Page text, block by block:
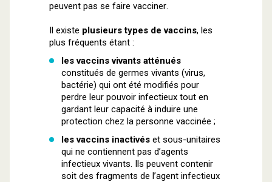
peuvent pas se faire vacciner.
Il existe plusieurs types de vaccins, les
plus fréquents étant :
les vaccins vivants atténués
constitués de germes vivants (virus,
bactérie) qui ont été modifiés pour
perdre leur pouvoir infectieux tout en
gardant leur capacité à induire une
protection chez la personne vaccinée ;
les vaccins inactivés et sous-unitaires
qui ne contiennent pas d’agents
infectieux vivants. Ils peuvent contenir
soit des fragments de l’agent infectieux